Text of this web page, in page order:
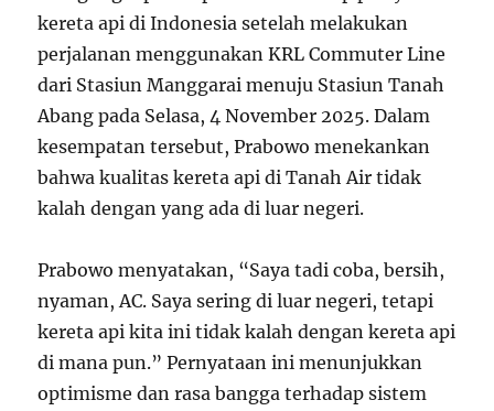
kereta api di Indonesia setelah melakukan
perjalanan menggunakan KRL Commuter Line
dari Stasiun Manggarai menuju Stasiun Tanah
Abang pada Selasa, 4 November 2025. Dalam
kesempatan tersebut, Prabowo menekankan
bahwa kualitas kereta api di Tanah Air tidak
kalah dengan yang ada di luar negeri.
Prabowo menyatakan, “Saya tadi coba, bersih,
nyaman, AC. Saya sering di luar negeri, tetapi
kereta api kita ini tidak kalah dengan kereta api
di mana pun.” Pernyataan ini menunjukkan
optimisme dan rasa bangga terhadap sistem